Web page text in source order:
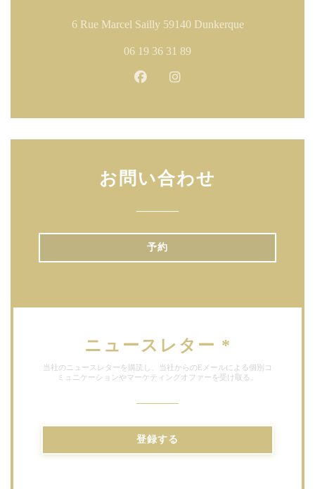
6 Rue Marcel Sailly 59140 Dunkerque((新しいウィ
06 19 36 31 89
Facebook ((新しいウィンドウ
お問い合わせ
予約
ニュースレター *
当社のニュースレターを購読し、当社からのEメールによる個別コ
ミュニケーションやマーケティングオファーを受け取る。
登録する